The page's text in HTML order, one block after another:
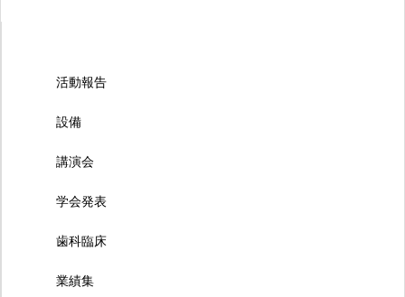
活動報告
設備
講演会
学会発表
歯科臨床
業績集